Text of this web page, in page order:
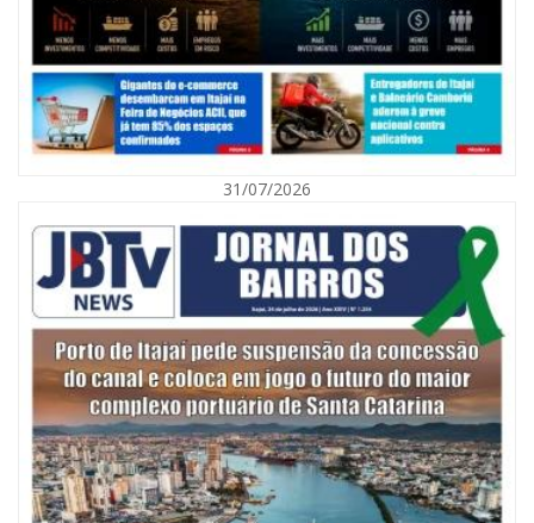
Defesa Civil de Itajaí alerta para chuva, ventos fortes e queda de
temperatura
ITAJAÍ
31/07/2026